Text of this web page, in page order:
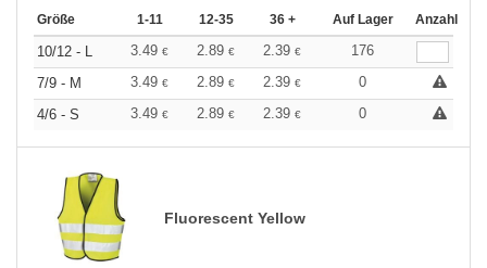
Größe 1-11 12-35 36 + Auf Lager Anzahl
10/12 - L 3.49 € 2.89 € 2.39 €
176
7/9 - M
3.49 € 2.89 € 2.39 €
0
4/6 - S
3.49 € 2.89 € 2.39 € 0
Fluorescent Yellow